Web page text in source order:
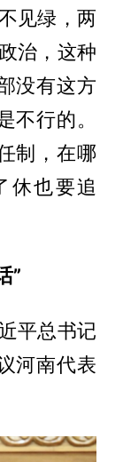
见绿，两
治，这种
没有这方
不行的。
制，在哪
休也要追
”
平总书记
河南代表